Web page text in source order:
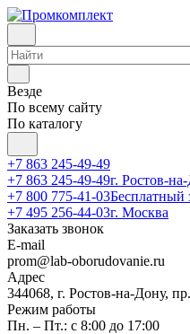
Везде
По всему сайту
По каталогу
+7 863 245-49-49
+7 863 245-49-49г. Ростов-
+7 800 775-41-03Бесплатный
+7 495 256-44-03г. Москва
Заказать звонок
E-mail
prom@lab-oborudovanie.ru
Адрес
344068, г. Ростов-на-Дону,
Режим работы
Пн. – Пт.: с 8:00 до 17:00